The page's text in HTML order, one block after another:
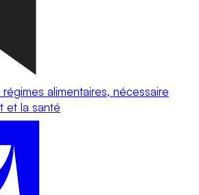
alimentaires, nécessaire
et la santé